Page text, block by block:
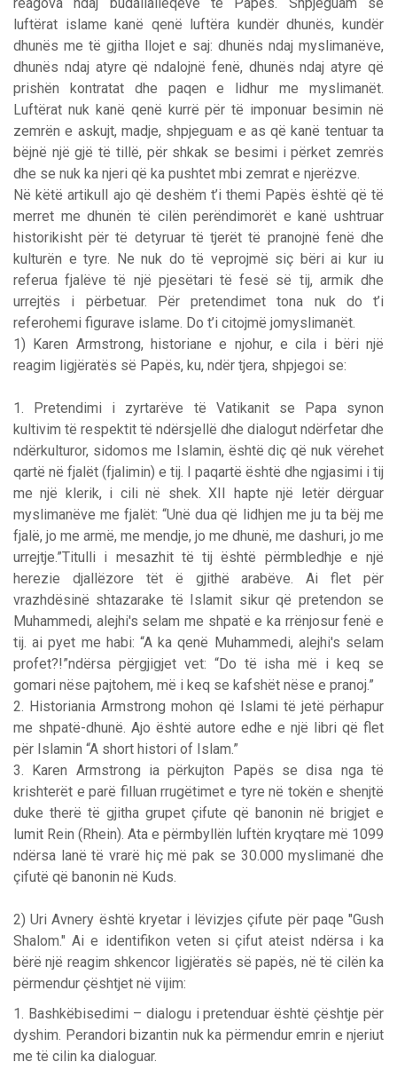
luftërat islame kanë qenë luftëra kundër dhunës, kundër
dhunës me të gjitha llojet e saj: dhunës ndaj myslimanëve,
dhunës ndaj atyre që ndalojnë fenë, dhunës ndaj atyre që
prishën kontratat dhe paqen e lidhur me myslimanët.
Luftërat nuk kanë qenë kurrë për të imponuar besimin në
zemrën e askujt, madje, shpjeguam e as që kanë tentuar ta
bëjnë një gjë të tillë, për shkak se besimi i përket zemrës
dhe se nuk ka njeri që ka pushtet mbi zemrat e njerëzve.
Në këtë artikull ajo që deshëm t’i themi Papës është që të
merret me dhunën të cilën perëndimorët e kanë ushtruar
historikisht për të detyruar të tjerët të pranojnë fenë dhe
kulturën e tyre. Ne nuk do të veprojmë siç bëri ai kur iu
referua fjalëve të një pjesëtari të fesë së tij, armik dhe
urrejtës i përbetuar. Për pretendimet tona nuk do t’i
referohemi figurave islame. Do t’i citojmë jomyslimanët.
1) Karen Armstrong, historiane e njohur, e cila i bëri një
reagim ligjëratës së Papës, ku, ndër tjera, shpjegoi se:
1. Pretendimi i zyrtarëve të Vatikanit se Papa synon
kultivim të respektit të ndërsjellë dhe dialogut ndërfetar dhe
ndërkulturor, sidomos me Islamin, është diç që nuk vërehet
qartë në fjalët (fjalimin) e tij. I paqartë është dhe ngjasimi i tij
me një klerik, i cili në shek. XII hapte një letër dërguar
myslimanëve me fjalët: “Unë dua që lidhjen me ju ta bëj me
fjalë, jo me armë, me mendje, jo me dhunë, me dashuri, jo me
urrejtje.”Titulli i mesazhit të tij është përmbledhje e një
herezie djallëzore tët ë gjithë arabëve. Ai flet për
vrazhdësinë shtazarake të Islamit sikur që pretendon se
Muhammedi, alejhi's selam me shpatë e ka rrënjosur fenë e
tij. ai pyet me habi: “A ka qenë Muhammedi, alejhi's selam
profet?!”ndërsa përgjigjet vet: “Do të isha më i keq se
gomari nëse pajtohem, më i keq se kafshët nëse e pranoj.”
2. Historiania Armstrong mohon që Islami të jetë përhapur
me shpatë-dhunë. Ajo është autore edhe e një libri që flet
për Islamin “A short histori of Islam.”
3. Karen Armstrong ia përkujton Papës se disa nga të
krishterët e parë filluan rrugëtimet e tyre në tokën e shenjtë
duke therë të gjitha grupet çifute që banonin në brigjet e
lumit Rein (Rhein). Ata e përmbyllën luftën kryqtare më 1099
ndërsa lanë të vrarë hiç më pak se 30.000 myslimanë dhe
çifutë që banonin në Kuds.
2) Uri Avnery është kryetar i lëvizjes çifute për paqe "Gush
Shalom." Ai e identifikon veten si çifut ateist ndërsa i ka
bërë një reagim shkencor ligjëratës së papës, në të cilën ka
përmendur çështjet në vijim:
1. Bashkëbisedimi – dialogu i pretenduar është çështje për
dyshim. Perandori bizantin nuk ka përmendur emrin e njeriut
me të cilin ka dialoguar.